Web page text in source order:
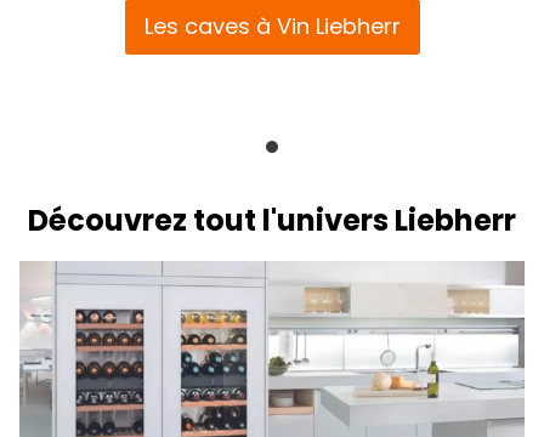
Les caves à Vin Liebherr
Découvrez tout l'univers Liebherr